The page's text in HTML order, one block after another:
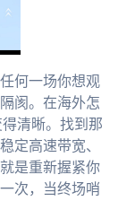
何一场你想观
阂。在海外怎
清晰。找到那
定高速带宽、
是重新握紧你
次，当终场哨